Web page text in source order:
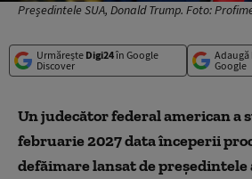
Președintele SUA, Donald Trump. Foto:
Urmărește Digi24în Google
Discover
Adaugă
Google
Un judecător federal american a
februarie 2027 data începerii
defăimare lansat de